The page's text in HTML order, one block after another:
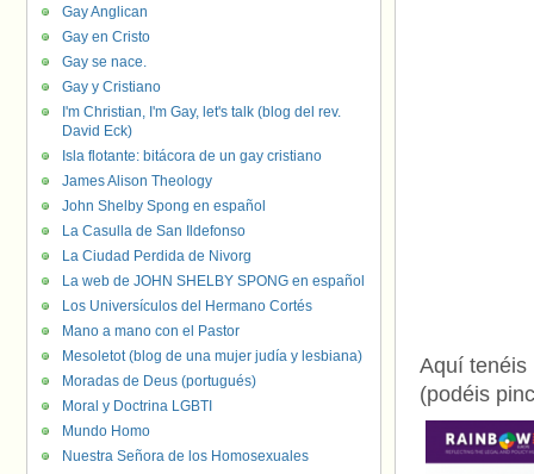
Aquí tenéis
(podéis
Gay Anglican
Gay en Cristo
Gay se nace.
Gay y Cristiano
I'm Christian, I'm Gay, let's talk (blog del rev.
David Eck)
Isla flotante: bitácora de un gay cristiano
James Alison Theology
John Shelby Spong en español
La Casulla de San Ildefonso
La Ciudad Perdida de Nivorg
La web de JOHN SHELBY SPONG en español
Los Universículos del Hermano Cortés
Mano a mano con el Pastor
Mesoletot (blog de una mujer judía y lesbiana)
Moradas de Deus (portugués)
Moral y Doctrina LGBTI
Mundo Homo
Nuestra Señora de los Homosexuales